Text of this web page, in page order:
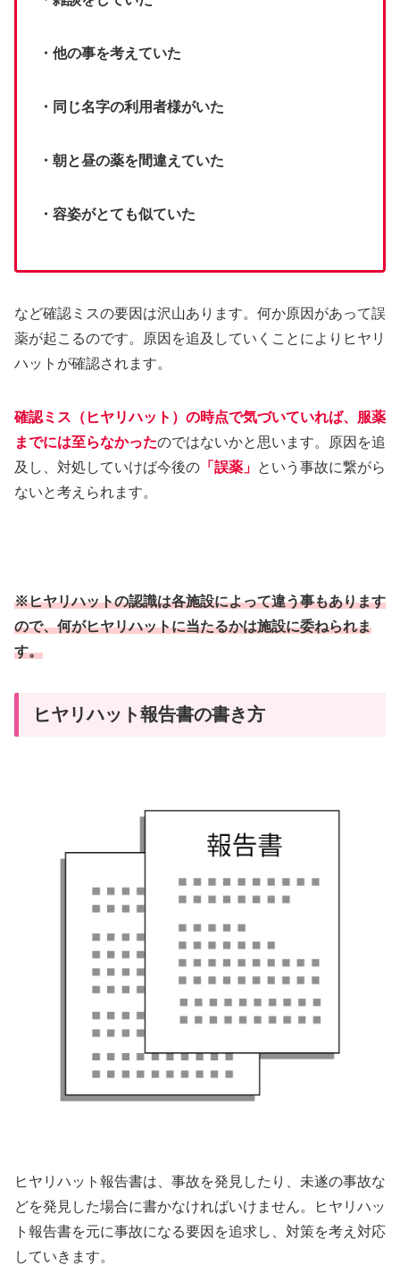
・他の事を考えていた
・同じ名字の利用者様がいた
・朝と昼の薬を間違えていた
・容姿がとても似ていた
など確認ミスの要因は沢山あります。何か原因があって誤
薬が起こるのです。原因を追及していくことによりヒヤリ
ハットが確認されます。
確認ミス（ヒヤリハット）の時点で気づいていれば、服薬
までには至らなかったのではないかと思います。原因を追
及し、対処していけば今後の 「誤薬」 という事故に繋がら
ないと考えられます。
※ヒヤリハットの認識は各施設によって違う事もあります
ので、何がヒヤリハットに当たるかは施設に委ねられま
す。
ヒヤリハット報告書の書き方
ヒヤリハット報告書は、事故を発見したり、未遂の事故な
どを発見した場合に書かなければいけません。ヒヤリハッ
ト報告書を元に事故になる要因を追求し、対策を考え対応
していきます。